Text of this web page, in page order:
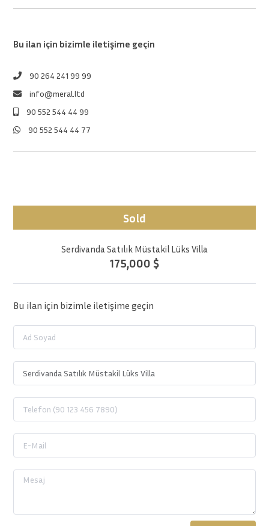
Bu ilan için bizimle iletişime geçin
90 264 241 99 99
info@meral.ltd
90 552 544 44 99
90 552 544 44 77
Sold
Serdivanda Satılık Müstakil Lüks Villa
175,000 $
Bu ilan için bizimle iletişime geçin